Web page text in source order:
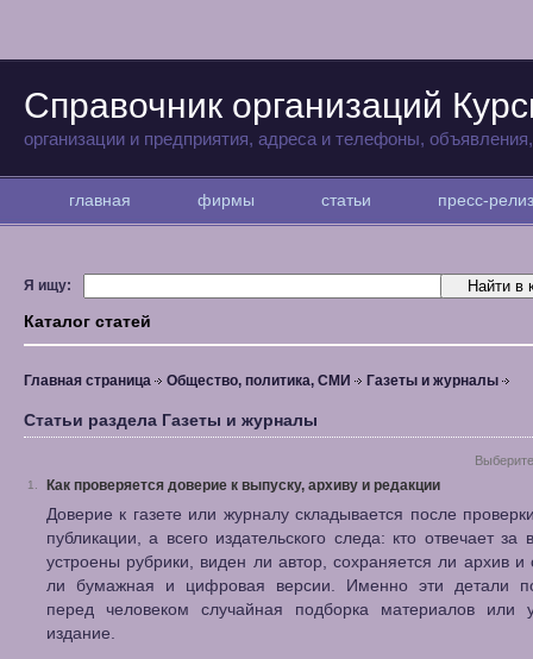
Справочник организаций
организации и предприятия, адреса и телефоны,
главная фирмы статьи пресс-
Я ищу:
Каталог статей
Главная страница Общество, политика, СМИ Газеты и журналы
Статьи раздела Газеты и журналы
1. Как проверяется доверие к выпуску, архиву и редакции
Доверие к газете или журналу складывается после
публикации, а всего издательского следа: кто отвечает за
устроены рубрики, виден ли автор, сохраняется ли архив и
ли бумажная и цифровая версии. Именно эти детали
перед человеком случайная подборка материалов или
издание.